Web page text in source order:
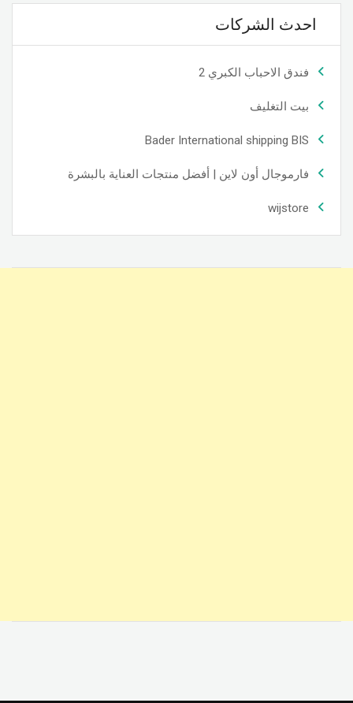
احدث الشركات
فندق الاحباب الكبري 2
بيت التغليف
Bader International shipping BIS
فارموجال أون لاين | أفضل منتجات العناية بالبشرة
wijstore